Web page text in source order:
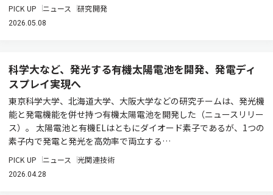
PICK UP ニュース 研究開発
2026.05.08
科学大など、発光する有機太陽電池を開発、発電ディ
スプレイ実現へ
東京科学大学、北海道大学、大阪大学などの研究チームは、発光機
能と発電機能を併せ持つ有機太陽電池を開発した（ニュースリリー
ス）。 太陽電池と有機ELはともにダイオード素子であるが、1つの
素子内で発電と発光を高効率で両立する…
PICK UP ニュース 光関連技術
2026.04.28